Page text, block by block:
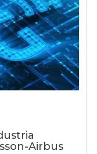
Airbus